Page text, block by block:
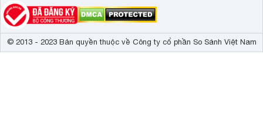
© 2013 - 2023 Bản quyền thuộc về Công ty cổ phần So Sánh Việt Nam